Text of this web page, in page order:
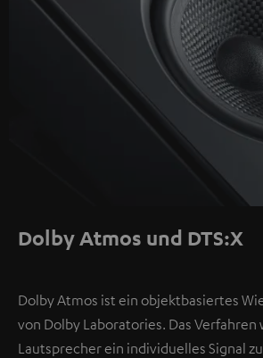
Dolby Atmos und DTS:X
Dolby Atmos ist ein objektbasiertes
von Dolby Laboratories. Das Verfahren
Lautsprecher ein individuelles Signal